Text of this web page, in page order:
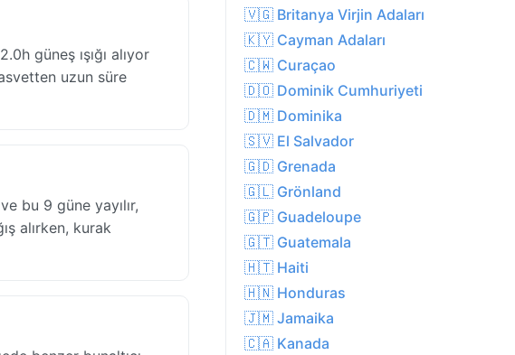
güneş ışığı alıyor
uzun süre
bu 9 güne yayılır,
alırken, kurak
🇻🇬 Britanya Virjin Adaları
🇰🇾 Cayman Adaları
🇨🇼 Curaçao
🇩🇴 Dominik Cumhuriyeti
🇩🇲 Dominika
🇸🇻 El Salvador
🇬🇩 Grenada
🇬🇱 Grönland
🇬🇵 Guadeloupe
🇬🇹 Guatemala
🇭🇹 Haiti
🇭🇳 Honduras
🇯🇲 Jamaika
🇨🇦 Kanada